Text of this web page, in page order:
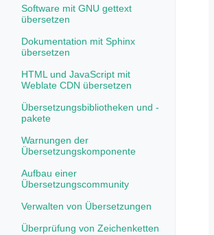
Software mit GNU gettext
übersetzen
Dokumentation mit Sphinx
übersetzen
HTML und JavaScript mit
Weblate CDN übersetzen
Übersetzungsbibliotheken und -
pakete
Warnungen der
Übersetzungskomponente
Aufbau einer
Übersetzungscommunity
Verwalten von Übersetzungen
Überprüfung von Zeichenketten